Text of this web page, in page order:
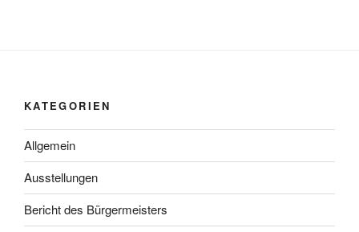
KATEGORIEN
Allgemein
Ausstellungen
Bericht des Bürgermeisters